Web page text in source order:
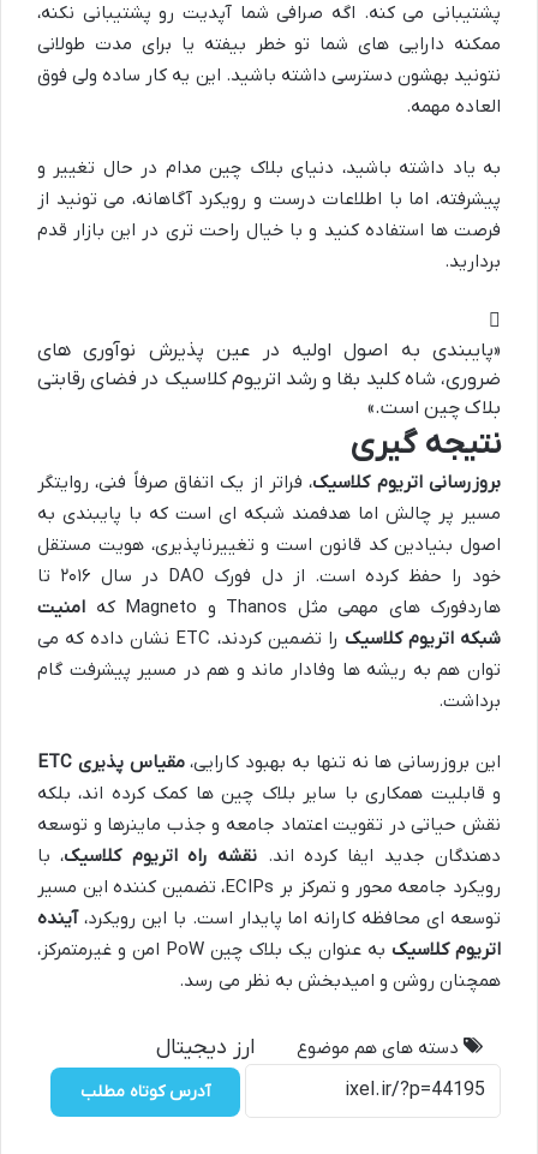
پشتیبانی می کنه. اگه صرافی شما آپدیت رو پشتیبانی نکنه،
ممکنه دارایی های شما تو خطر بیفته یا برای مدت طولانی
نتونید بهشون دسترسی داشته باشید. این یه کار ساده ولی فوق
العاده مهمه.
به یاد داشته باشید، دنیای بلاک چین مدام در حال تغییر و
پیشرفته، اما با اطلاعات درست و رویکرد آگاهانه، می تونید از
فرصت ها استفاده کنید و با خیال راحت تری در این بازار قدم
بردارید.
«پایبندی به اصول اولیه در عین پذیرش نوآوری های
ضروری، شاه کلید بقا و رشد اتریوم کلاسیک در فضای رقابتی
بلاک چین است.»
نتیجه گیری
بروزرسانی اتریوم کلاسیک، فراتر از یک اتفاق صرفاً فنی، روایتگر
مسیر پر چالش اما هدفمند شبکه ای است که با پایبندی به
اصول بنیادین کد قانون است و تغییرناپذیری، هویت مستقل
خود را حفظ کرده است. از دل فورک DAO در سال ۲۰۱۶ تا
هاردفورک های مهمی مثل Thanos و Magneto که
امنیت
شبکه اتریوم کلاسیک
را تضمین کردند، ETC نشان داده که می
توان هم به ریشه ها وفادار ماند و هم در مسیر پیشرفت گام
برداشت.
این بروزرسانی ها نه تنها به بهبود کارایی،مقیاس پذیری ETC
و قابلیت همکاری با سایر بلاک چین ها کمک کرده اند، بلکه
نقش حیاتی در تقویت اعتماد جامعه و جذب ماینرها و توسعه
دهندگان جدید ایفا کرده اند. نقشه راه اتریوم کلاسیک، با
رویکرد جامعه محور و تمرکز بر ECIPs، تضمین کننده این مسیر
توسعه ای محافظه کارانه اما پایدار است. با این رویکرد،آینده
اتریوم کلاسیک
به عنوان یک بلاک چین PoW امن و غیرمتمرکز،
همچنان روشن و امیدبخش به نظر می رسد.
دسته های هم موضوع ارز دیجیتال
آدرس کوتاه مطلب